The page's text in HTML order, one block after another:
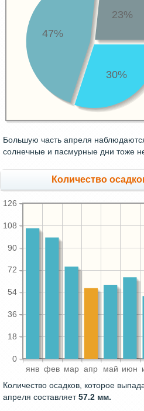
30%
47%
23%
Большую часть апреля
солнечные и пасмурные дни тоже
Количество
янв фев мар апр май июн
0
18
36
54
72
90
108
126
Количество осадков, которое
апреля составляет57.2 мм.